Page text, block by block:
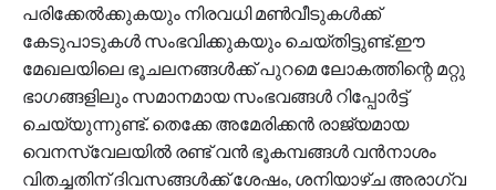
പരിക്കേൽക്കുകയും നിരവധി മൺവീടുകൾക്ക്
കേടുപാടുകൾ സംഭവിക്കുകയും ചെയ്തിട്ടുണ്ട്.ഈ
മേഖലയിലെ ഭൂചലനങ്ങൾക്ക് പുറമെ ലോകത്തിന്റെ മറ്റു
ഭാഗങ്ങളിലും സമാനമായ സംഭവങ്ങൾ റിപ്പോർട്ട്
ചെയ്യുന്നുണ്ട്. തെക്കേ അമേരിക്കൻ രാജ്യമായ
വെനസ്വേലയിൽ രണ്ട് വൻ ഭൂകമ്പങ്ങൾ വൻനാശം
വിതച്ചതിന് ദിവസങ്ങൾക്ക് ശേഷം, ശനിയാഴ്ച അരാഗ്വ